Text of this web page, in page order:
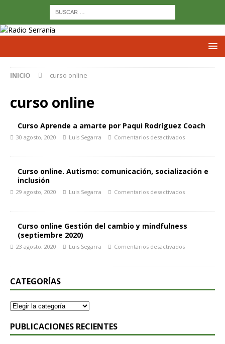
INICIO curso online
curso online
Curso Aprende a amarte por Paqui Rodríguez Coach
30 agosto, 2020 Luis Segarra Comentarios desactivados
Curso online. Autismo: comunicación, socialización e
inclusión
29 agosto, 2020 Luis Segarra Comentarios desactivados
Curso online Gestión del cambio y mindfulness
(septiembre 2020)
23 agosto, 2020 Luis Segarra Comentarios desactivados
CATEGORÍAS
PUBLICACIONES RECIENTES